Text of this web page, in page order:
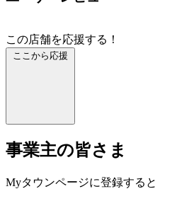
この店舗を応援する！
ここから応援
事業主の皆さま
Myタウンページに登録すると